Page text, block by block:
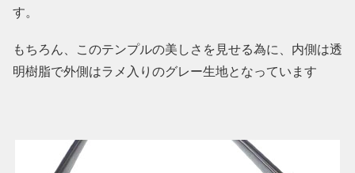
す。
もちろん、このテンプルの美しさを見せる為に、内側は透
明樹脂で外側はラメ入りのグレー生地となっています